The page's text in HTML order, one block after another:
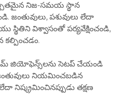
నిజ-సమయ స్థాన
జంతువులు, పశువులు లేదా
స్థితిని విశ్వాసంతో పర్యవేక్షించండి,
జియోఫెన్స్‌లను సెటప్ చేయండి
నియమించబడిన
నిష్క్రమించినప్పుడు తక్షణ